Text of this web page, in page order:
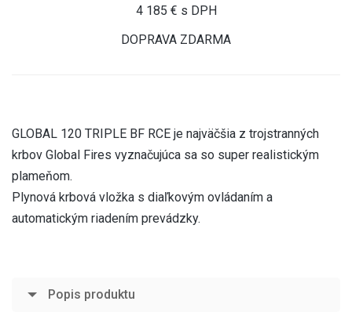
4 185 € s DPH
DOPRAVA ZDARMA
GLOBAL 120 TRIPLE BF RCE je najväčšia z trojstranných
krbov Global Fires vyznačujúca sa so super realistickým
plameňom.
Plynová krbová vložka s diaľkovým ovládaním a
automatickým riadením prevádzky.
Popis produktu